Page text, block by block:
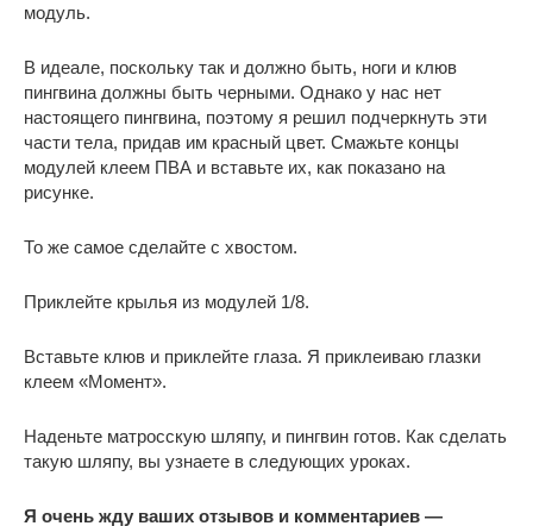
модуль.
В идеале, поскольку так и должно быть, ноги и клюв
пингвина должны быть черными. Однако у нас нет
настоящего пингвина, поэтому я решил подчеркнуть эти
части тела, придав им красный цвет. Смажьте концы
модулей клеем ПВА и вставьте их, как показано на
рисунке.
То же самое сделайте с хвостом.
Приклейте крылья из модулей 1/8.
Вставьте клюв и приклейте глаза. Я приклеиваю глазки
клеем «Момент».
Наденьте матросскую шляпу, и пингвин готов. Как сделать
такую шляпу, вы узнаете в следующих уроках.
Я очень жду ваших отзывов и комментариев —